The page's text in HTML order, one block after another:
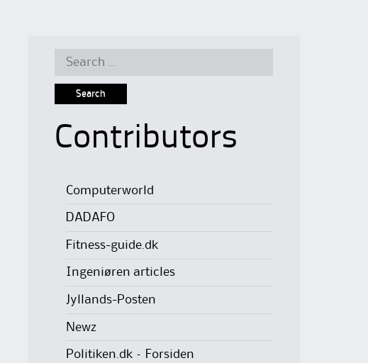
Search
Contributors
Computerworld
DADAFO
Fitness-guide.dk
Ingeniøren articles
Jyllands-Posten
Newz
Politiken.dk – Forsiden